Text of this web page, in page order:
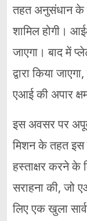
तहत अनुसंधान के
शामिल होगी।
जाएगा। बाद में
द्वारा किया
एआई की अपार
इस अवसर पर
मिशन के तहत इस
हस्ताक्षर करने
सराहना की, जो
लिए एक खुला